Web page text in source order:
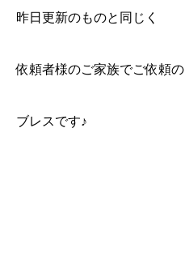
昨日更新のものと同じく
依頼者様のご家族でご依頼の
ブレスです♪